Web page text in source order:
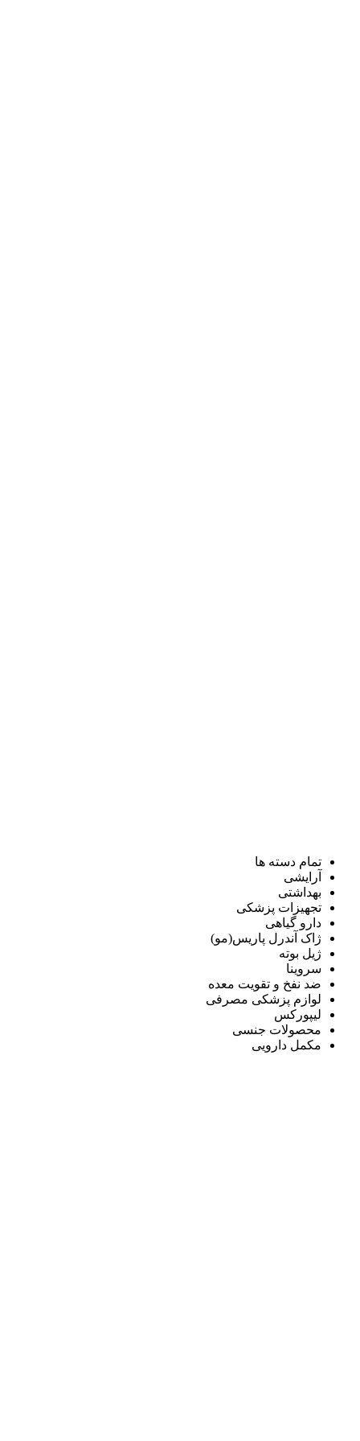
تمام دسته ها
آرایشی
بهداشتی
تجهیزات پزشکی
دارو گیاهی
ژاک آندرل پاریس(مو)
ژیل بوته
سروینا
ضد نفخ و تقویت معده
لوازم پزشکی مصرفی
لیپورکس
محصولات جنسی
مکمل دارویی